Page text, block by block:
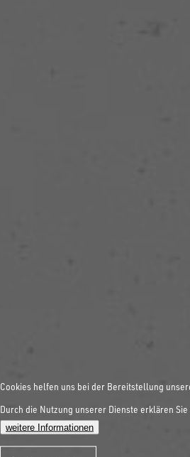
Cookies helfen uns bei der Bereitstellung
Durch die Nutzung unserer Dienste erklären
weitere Informationen